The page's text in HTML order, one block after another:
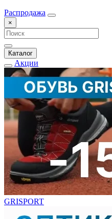
Распродажа
×
Каталог
Акции
GRISPORT